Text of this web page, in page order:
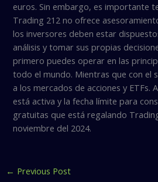
euros. Sin embargo, es importante
Trading 212 no ofrece
los inversores deben estar
análisis y tomar sus propias
primero puedes operar en las
todo el mundo. Mientras que con el
a los mercados de acciones y ETFs.
está activa y la fecha límite para
gratuitas que está regalando
noviembre del 2024.
← Previous Post